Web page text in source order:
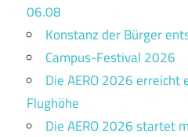
06.08
Konstanz der Bürger
Campus-Festival 2026
Die AERO 2026 erreicht
Flughöhe
Die AERO 2026 startet